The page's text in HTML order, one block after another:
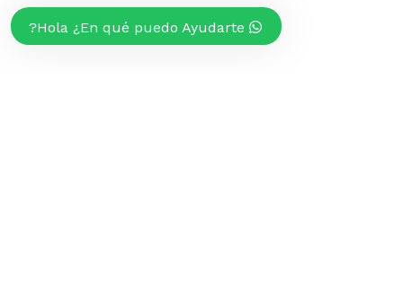
Hola ¿En qué puedo Ayudarte?